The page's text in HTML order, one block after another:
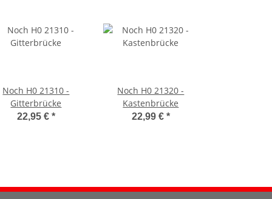
Noch H0 21310 -
Gitterbrücke
22,95 € *
Noch H0 21320 -
Kastenbrücke
22,99 € *